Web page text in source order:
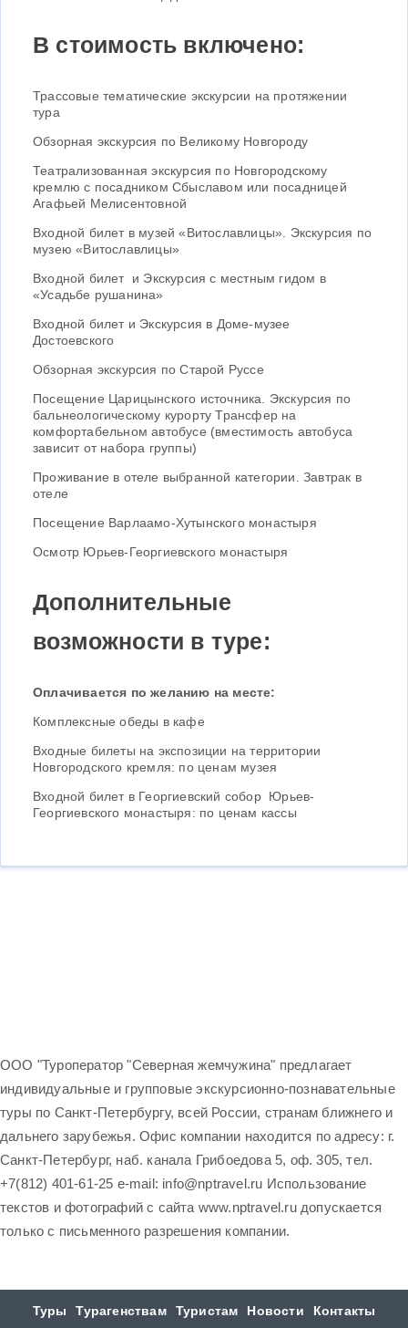
В стоимость включено:
Трассовые тематические экскурсии на протяжении
тура
Обзорная экскурсия по Великому Новгороду
Театрализованная экскурсия по Новгородскому
кремлю с посадником Сбыславом или посадницей
Агафьей Мелисентовной
Входной билет в музей «Витославлицы». Экскурсия по
музею «Витославлицы»
Входной билет и Экскурсия с местным гидом в
«Усадьбе рушанина»
Входной билет и Экскурсия в Доме-музее
Достоевского
Обзорная экскурсия по Старой Руссе
Посещение Царицынского источника. Экскурсия по
бальнеологическому курорту Трансфер на
комфортабельном автобусе (вместимость автобуса
зависит от набора группы)
Проживание в отеле выбранной категории. Завтрак в
отеле
Посещение Варлаамо-Хутынского монастыря
Осмотр Юрьев-Георгиевского монастыря
Дополнительные
возможности в туре:
Оплачивается по желанию на месте:
Комплексные обеды в кафе
Входные билеты на экспозиции на территории
Новгородского кремля: по ценам музея
Входной билет в Георгиевский собор Юрьев-
Георгиевского монастыря: по ценам кассы
ООО "Туроператор "Северная жемчужина" предлагает
индивидуальные и групповые экскурсионно-познавательные
туры по Санкт-Петербургу, всей России, странам ближнего и
дальнего зарубежья. Офис компании находится по адресу: г.
Санкт-Петербург, наб. канала Грибоедова 5, оф. 305, тел.
+7(812) 401-61-25 e-mail: info@nptravel.ru Использование
текстов и фотографий с сайта www.nptravel.ru допускается
только с письменного разрешения компании.
Туры Турагенствам Туристам Новости Контакты